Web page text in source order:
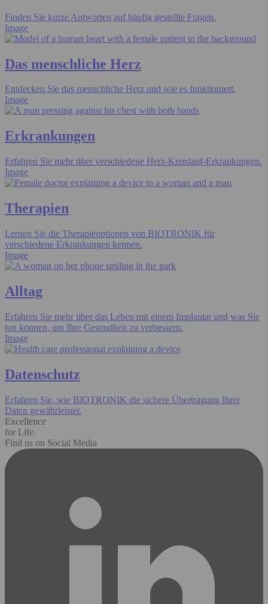
Finden Sie kurze Antworten auf häufig gestellte Fragen.
Image
Das menschliche Herz
Entdecken Sie das menschliche Herz und wie es funktioniert.
Image
Erkrankungen
Erfahren Sie mehr über verschiedene Herz-Kreislauf-Erkrankungen.
Image
Therapien
Lernen Sie die Therapieoptionen von BIOTRONIK für
verschiedene Erkrankungen kennen.
Image
Alltag
Erfahren Sie mehr über das Leben mit einem Implantat und was Sie
tun können, um Ihre Gesundheit zu verbessern.
Image
Datenschutz
Erfahren Sie, wie BIOTRONIK die sichere Übertragung Ihrer
Daten gewährleistet.
Excellence
for Life.
Find us on Social Media